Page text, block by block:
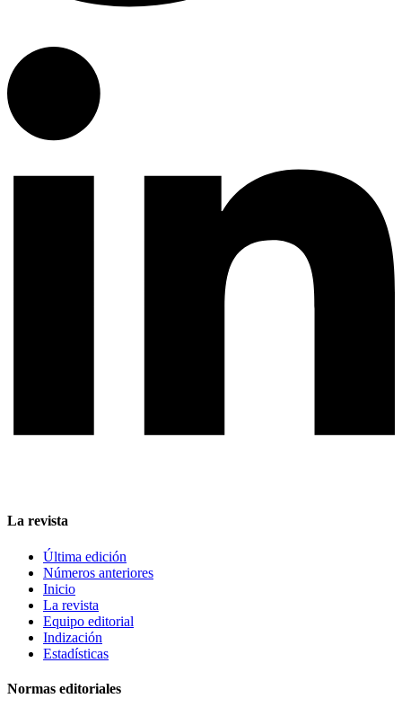
La revista
Última edición
Números anteriores
Inicio
La revista
Equipo editorial
Indización
Estadísticas
Normas editoriales